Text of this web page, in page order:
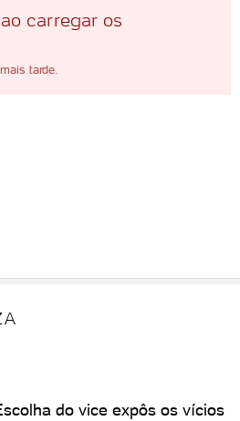
carregar os
tarde.
do vice expôs os vícios